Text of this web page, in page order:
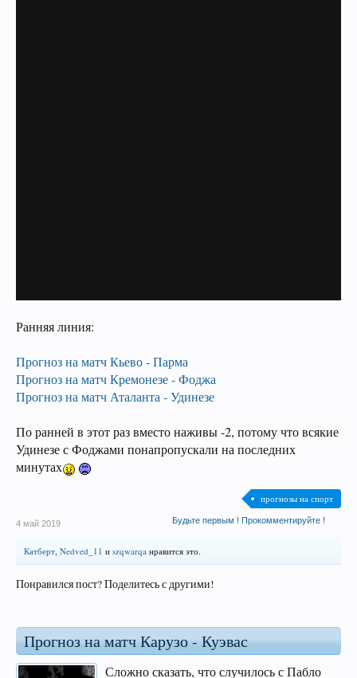
Ранняя линия:
Прогноз на матч Кьево - Парма
Прогноз на матч Кремонезе - Фоджа
Прогноз на матч Аталанта - Удинезе
По ранней в этот раз вместо наживы -2, потому что всякие
Удинезе с Фоджами понапропускали на последних
минутах
прогнозы на спорт
Будьте первым ! Прокомментируйте !
4 май 2019
Катберт, Nedved_11 и szqwarqa нравится это.
Понравился пост? Поделитесь с другими!
Прогноз на матч Карузо - Куэвас
Сложно сказать, что случилось с Пабло